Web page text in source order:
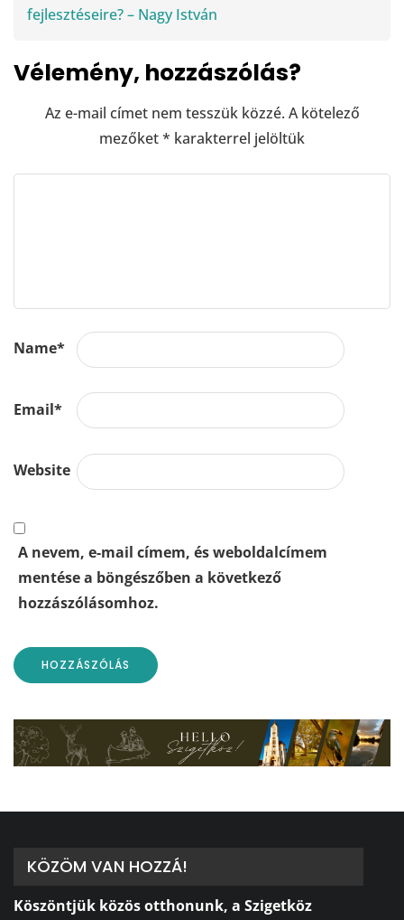
fejlesztéseire? – Nagy István
Vélemény, hozzászólás?
Az e-mail címet nem tesszük közzé. A kötelező
mezőket* karakterrel jelöltük
Name*
Email*
Website
A nevem, e-mail címem, és weboldalcímem
mentése a böngészőben a következő
hozzászólásomhoz.
KÖZÖM VAN HOZZÁ!
Köszöntjük közös otthonunk, a Szigetköz